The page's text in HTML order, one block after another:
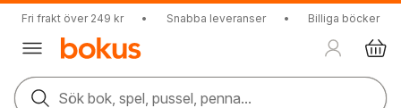
Fri frakt över 249 kr • Snabba leveranser • Billiga böcker
Sök bok, spel, pussel, penna...